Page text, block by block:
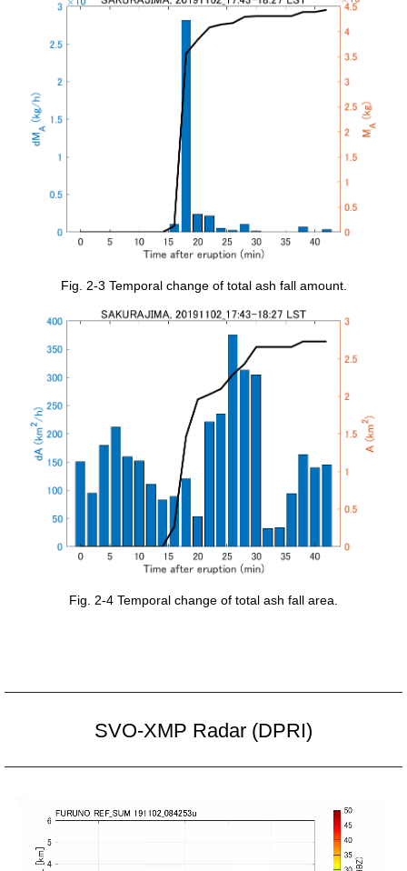
Fig. 2-3 Temporal change of total ash fall amount.
Fig. 2-4 Temporal change of total ash fall area.
SVO-XMP Radar (DPRI)